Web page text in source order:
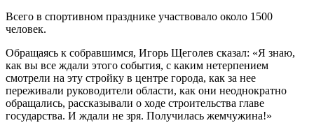
Всего в спортивном празднике участвовало около 1500
человек.
Обращаясь к собравшимся, Игорь Щеголев сказал: «Я знаю,
как вы все ждали этого события, с каким нетерпением
смотрели на эту стройку в центре города, как за нее
переживали руководители области, как они неоднократно
обращались, рассказывали о ходе строительства главе
государства. И ждали не зря. Получилась жемчужина!»